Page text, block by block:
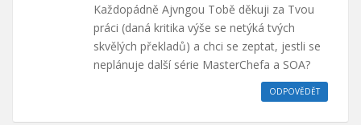
Každopádně Ajvngou Tobě děkuji za Tvou
práci (daná kritika výše se netýká tvých
skvělých překladů) a chci se zeptat, jestli se
neplánuje další série MasterChefa a SOA?
ODPOVĚDĚT